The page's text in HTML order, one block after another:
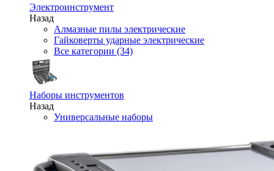
Электроинструмент
Назад
Алмазные пилы электрические
Гайковерты ударные электрические
Все категории (34)
Наборы инструментов
Назад
Универсальные наборы